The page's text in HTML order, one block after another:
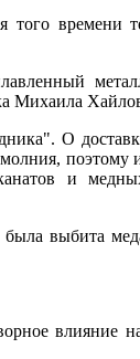
того времени
Михаила
О
и
была выбита
влияние